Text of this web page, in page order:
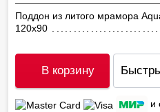
Поддон из литого мрамора
120x90
В корзину
и